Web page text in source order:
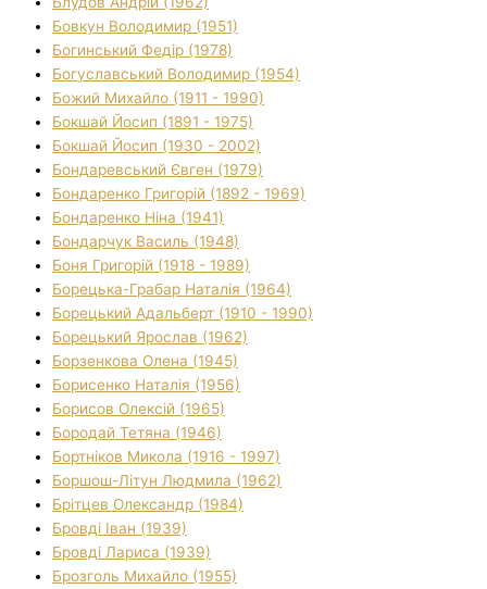
Бовкун Володимир (1951)
Богинський Федір (1978)
Богуславський Володимир (1954)
Божий Михайло (1911 - 1990)
Бокшай Йосип (1891 - 1975)
Бокшай Йосип (1930 - 2002)
Бондаревський Євген (1979)
Бондаренко Григорій (1892 - 1969)
Бондаренко Ніна (1941)
Бондарчук Василь (1948)
Боня Григорій (1918 - 1989)
Борецька-Грабар Наталія (1964)
Борецький Адальберт (1910 - 1990)
Борецький Ярослав (1962)
Борзенкова Олена (1945)
Борисенко Наталія (1956)
Борисов Олексій (1965)
Бородай Тетяна (1946)
Бортніков Микола (1916 - 1997)
Боршош-Літун Людмила (1962)
Брітцев Олександр (1984)
Бровді Іван (1939)
Бровді Лариса (1939)
Брозголь Михайло (1955)